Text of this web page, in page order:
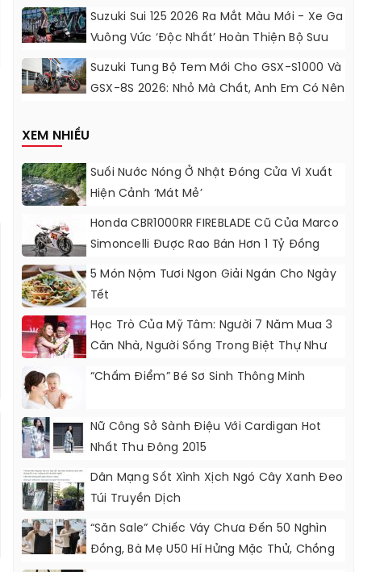
Động Lực Ngọt Ngào
Suzuki Sui 125 2026 Ra Mắt Màu Mới - Xe Ga
Vuông Vức ‘độc Nhất’ Hoàn Thiện Bộ Sưu
Tập 7 Sắc Cầu Vồng
Suzuki Tung Bộ Tem Mới Cho GSX-S1000 Và
GSX-8S 2026: Nhỏ Mà Chất, Anh Em Có Nên
XEM NHIỀU
Suối Nước Nóng Ở Nhật Đóng Cửa Vì Xuất
Hiện Cảnh ‘mát Mẻ’
Honda CBR1000RR FIREBLADE Cũ Của Marco
Simoncelli Được Rao Bán Hơn 1 Tỷ Đồng
5 Món Nộm Tươi Ngon Giải Ngán Cho Ngày
Tết
Học Trò Của Mỹ Tâm: Người 7 Năm Mua 3
Căn Nhà, Người Sống Trong Biệt Thự Như
Khách Sạn 5 Sao
“Chấm Điểm” Bé Sơ Sinh Thông Minh
Nữ Công Sở Sành Điệu Với Cardigan Hot
Nhất Thu Đông 2015
Dân Mạng Sốt Xình Xịch Ngó Cây Xanh Đeo
Túi Truyền Dịch
“Săn Sale” Chiếc Váy Chưa Đến 50 Nghìn
Đồng, Bà Mẹ U50 Hí Hửng Mặc Thử, Chồng